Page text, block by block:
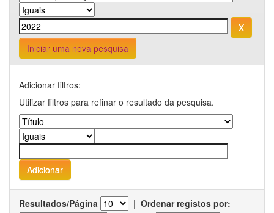
Iniciar uma nova pesquisa
Adicionar filtros:
Utilizar filtros para refinar o resultado da pesquisa.
Resultados/Página | Ordenar registos por: